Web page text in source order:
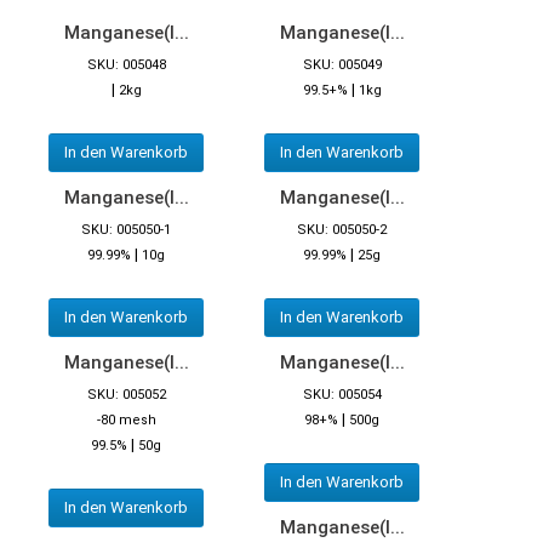
Manganese(I...
SKU: 005048
| 2kg
In den Warenkorb
Manganese(I...
SKU: 005049
99.5+% | 1kg
In den Warenkorb
Manganese(I...
SKU: 005050-1
99.99% | 10g
In den Warenkorb
Manganese(I...
SKU: 005050-2
99.99% | 25g
In den Warenkorb
Manganese(I...
SKU: 005052
-80 mesh
99.5% | 50g
In den Warenkorb
Manganese(I...
SKU: 005054
98+% | 500g
In den Warenkorb
Manganese(I...